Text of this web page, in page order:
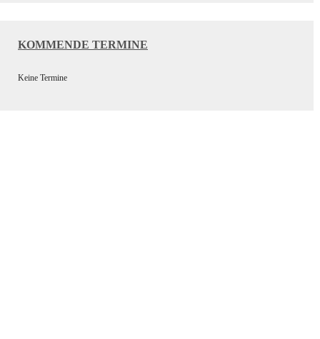
KOMMENDE TERMINE
Keine Termine